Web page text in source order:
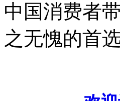
中国消费者
之无愧的首